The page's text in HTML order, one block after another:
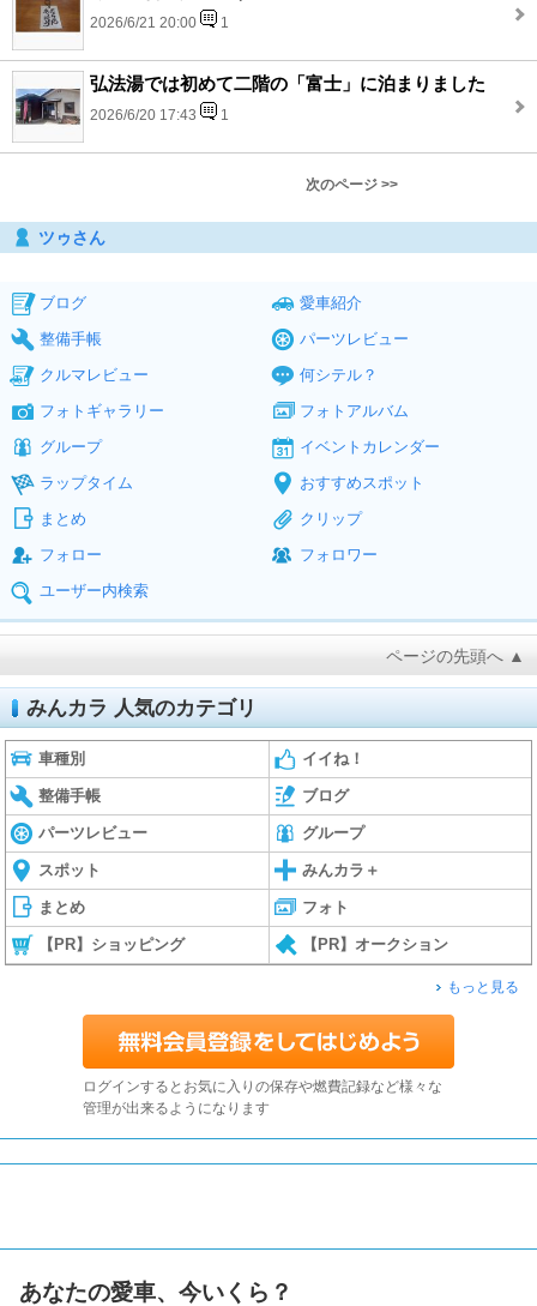
2026/6/21 20:00 1
弘法湯では初めて二階の「富士」に泊まりました
2026/6/20 17:43 1
次のページ >>
ツゥさん
ブログ
愛車紹介
整備手帳
パーツレビュー
クルマレビュー
何シテル？
フォトギャラリー
フォトアルバム
グループ
イベントカレンダー
ラップタイム
おすすめスポット
まとめ
クリップ
フォロー
フォロワー
ユーザー内検索
ページの先頭へ ▲
みんカラ 人気のカテゴリ
車種別 イイね！
整備手帳 ブログ
パーツレビュー グループ
スポット みんカラ＋
まとめ フォト
【PR】ショッピング 【PR】オークション
もっと見る
ログインするとお気に入りの保存や燃費記録など様々な
管理が出来るようになります
あなたの愛車、今いくら？